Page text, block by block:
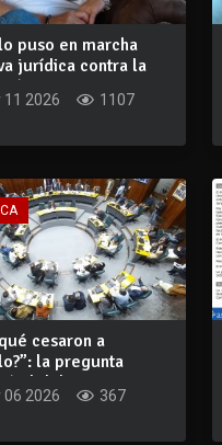
puso en marcha
jurídica contra la
11 2026
1107
cesaron a
la pregunta
el debat...
06 2026
367